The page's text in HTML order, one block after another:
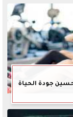
جودة الحياة